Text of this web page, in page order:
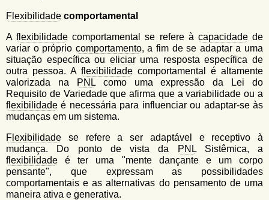
c
a
Flexibilidade comportamental
Aflexibilidade comportamental se refere à capacidadede
variar o próprio comportamento, a fim de se adaptar a uma
situação específica ou eliciaruma resposta específica de
outra pessoa. A flexibilidade comportamental é altamente
valorizada na
PNLcomo uma expressão da Lei do
Requisito de Variedade que afirma que a variabilidade ou a
flexibilidade é necessária para influenciar ou adaptar-se às
mudanças em um sistema.
Flexibilidade se refere a ser adaptável e receptivo à
mudança. Do ponto de vista da
PNLSistêmica, a
flexibilidade é ter uma "mente dançante e um corpo
pensante", que expressam as possibilidades
comportamentais e as alternativas do pensamento de uma
maneira ativa e generativa.